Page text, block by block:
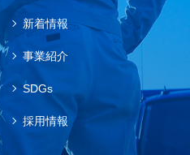
新着情報
事業紹介
SDGs
採用情報